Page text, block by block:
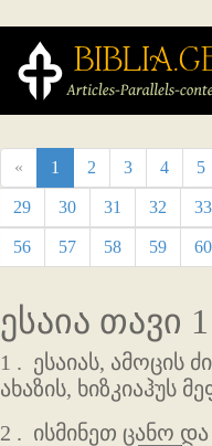
« 1 2 3 4 5
29 30 31 32 33
56 57 58 59 60
ესაია თავი 1
1 . ესაიას, ამოცის
ახაზის, ხიზკიაჰუს
2 . ისმინეთ ცანო